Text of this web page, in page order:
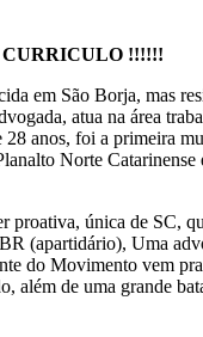
CURRICULO !!!!!!
em São Borja, mas
atua na área
28 anos, foi a primeira
Norte Catarinense
proativa, única de SC,
(apartidário), Uma
do Movimento vem
além de uma grande